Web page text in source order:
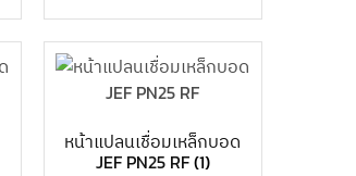
หน้าแปลนเชื่อมเหล็กบอด
JEF PN25 RF(1)